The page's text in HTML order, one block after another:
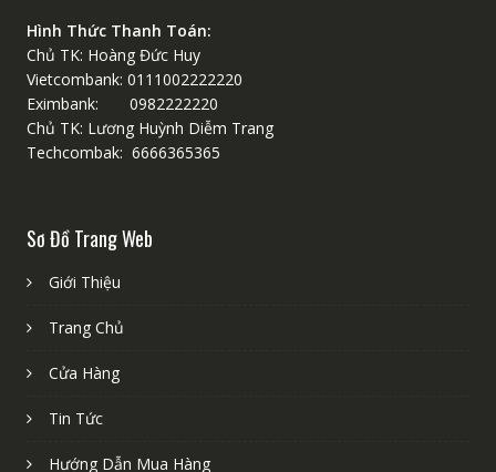
Hình Thức Thanh Toán:
Chủ TK: Hoàng Đức Huy
Vietcombank: 0111002222220
Eximbank: 0982222220
Chủ TK: Lương Huỳnh Diễm Trang
Techcombak: 6666365365
Sơ Đồ Trang Web
Giới Thiệu
Trang Chủ
Cửa Hàng
Tin Tức
Hướng Dẫn Mua Hàng